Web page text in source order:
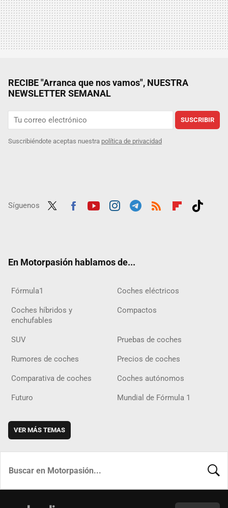
RECIBE "Arranca que nos vamos", NUESTRA
NEWSLETTER SEMANAL
SUSCRIBIR
Suscribiéndote aceptas nuestra política de privacidad
Síguenos
En Motorpasión hablamos de...
Fórmula1 Coches eléctricos
Coches híbridos y
enchufables
Compactos
SUV Pruebas de coches
Rumores de coches Precios de coches
Comparativa de coches Coches autónomos
Futuro Mundial de Fórmula 1
VER MÁS TEMAS